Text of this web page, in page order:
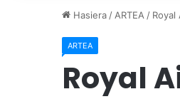
Hasiera / ARTEA /
ARTEA
Royal